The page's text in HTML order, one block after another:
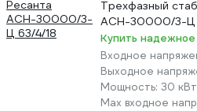
Трехфазный
АСН-30000/3-Ц
Купить надежное
Входное
Выходное
Мощность: 30 кВт
Max входное